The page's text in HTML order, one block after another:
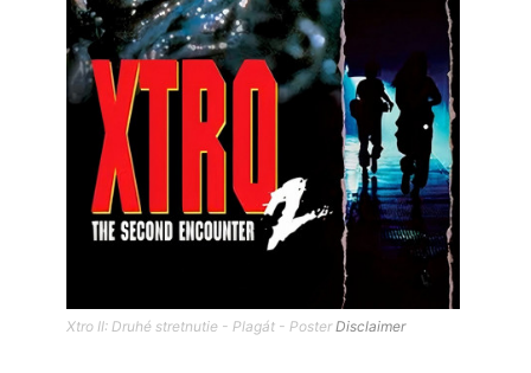
Xtro II: Druhé stretnutie - Plagát - PosterDisclaimer